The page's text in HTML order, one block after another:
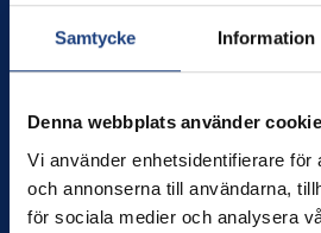
Samtycke Information
Denna webbplats använder
Vi använder enhetsidentifierare för
och annonserna till användarna,
för sociala medier och analysera
Kontakt
Växel öppen 09.00
Öppettider
Måndag-fredag